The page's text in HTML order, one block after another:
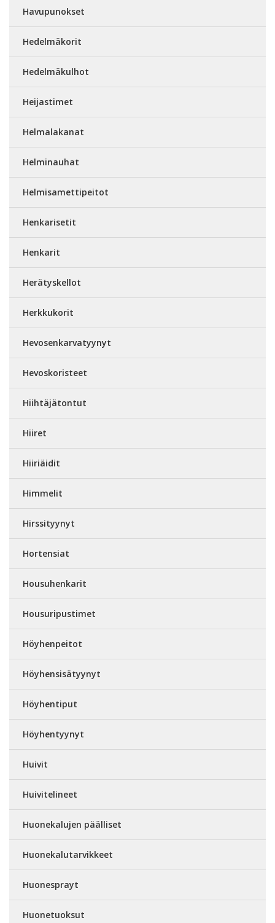
Havupunokset
Hedelmäkorit
Hedelmäkulhot
Heijastimet
Helmalakanat
Helminauhat
Helmisamettipeitot
Henkarisetit
Henkarit
Herätyskellot
Herkkukorit
Hevosenkarvatyynyt
Hevoskoristeet
Hiihtäjätontut
Hiiret
Hiiriäidit
Himmelit
Hirssityynyt
Hortensiat
Housuhenkarit
Housuripustimet
Höyhenpeitot
Höyhensisätyynyt
Höyhentiput
Höyhentyynyt
Huivit
Huivitelineet
Huonekalujen päälliset
Huonekalutarvikkeet
Huonesprayt
Huonetuoksut